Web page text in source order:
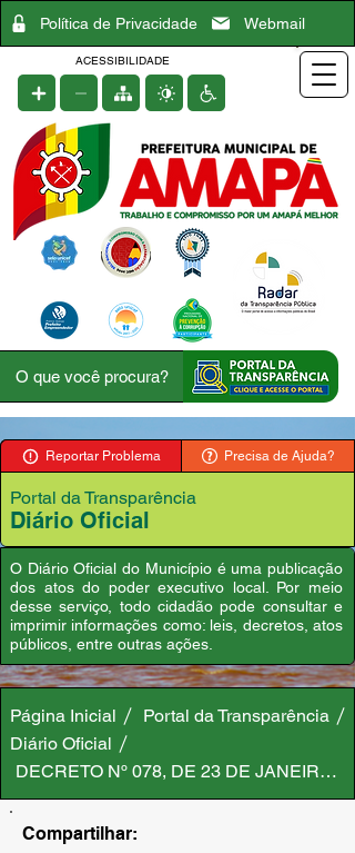
Política de Privacidade Webmail
ACESSIBILIDADE
Reportar Problema Precisa de Ajuda?
Portal da Transparência
Diário Oficial
O Diário Oficial do Município é uma publicação
dos atos do poder executivo local. Por meio
desse serviço, todo cidadão pode consultar e
imprimir informações como: leis, decretos, atos
públicos, entre outras ações.
Página Inicial
Portal da Transparência
Diário Oficial
DECRETO Nº 078, DE 23 DE JANEIRO
Compartilhar: